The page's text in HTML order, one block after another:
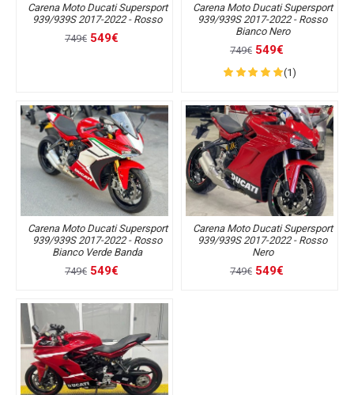
Carena Moto Ducati Supersport
939/939S 2017-2022 - Rosso
749€ 549€
Carena Moto Ducati Supersport
939/939S 2017-2022 - Rosso
Bianco Nero
749€ 549€
(1)
Carena Moto Ducati Supersport
939/939S 2017-2022 - Rosso
Bianco Verde Banda
749€ 549€
Carena Moto Ducati Supersport
939/939S 2017-2022 - Rosso
Nero
749€ 549€